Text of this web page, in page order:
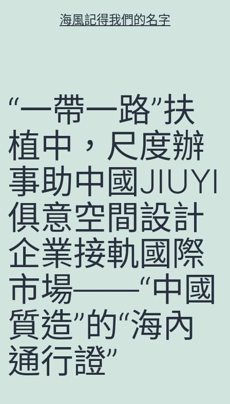
海風記得我們的名字
“一帶一路”扶
植中，尺度辦
事助中國JIUYI
俱意空間設計
企業接軌國際
市場——“中國
質造”的“海內
通行證”